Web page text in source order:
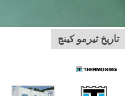
تاريخ ثيرمو كينج